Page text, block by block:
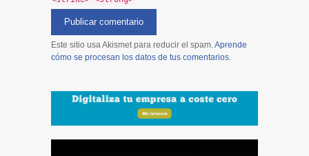
Este sitio usa Akismet para reducir el spam.Aprende
cómo se procesan los datos de tus comentarios.